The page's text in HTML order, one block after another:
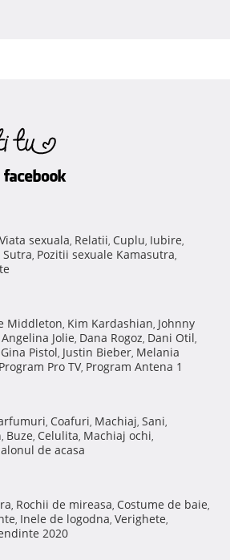
Viata sexuala, Relatii, Cuplu, Iubire,
Sutra, Pozitii sexuale Kamasutra,
Middleton, Kim Kardashian, Johnny
Angelina Jolie, Dana Rogoz, Dani Otil,
Gina Pistol, Justin Bieber, Melania
Program Pro TV, Program Antena 1
, Coafuri, Machiaj, Sani,
, Buze, Celulita, Machiaj ochi,
de acasa
, Rochii de mireasa, Costume de baie,
, Inele de logodna, Verighete,
2020